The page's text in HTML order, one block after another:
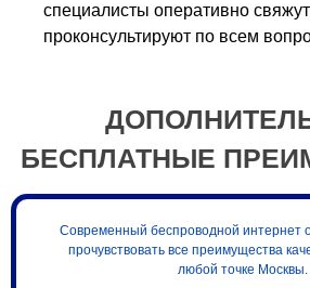
специалисты оперативно
проконсультируют по всем
БЕСПЛАТНЫЕ
Современный беспроводной интернет
прочувствовать все преимущества
любой точке Москвы.